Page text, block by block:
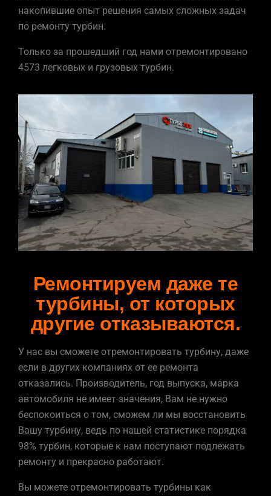
накопившие опыт решения самых сложных задач
по ремонту турбин.
Только за прошедший год нами отремонтировано
4573 легковых и грузовых турбин.
Ремонтируем даже те
турбины, от которых
другие отказываются.
У нас вы сможете отремонтировать турбину, даже
если в других компаниях от ее ремонта
отказались. Производитель, год выпуска, марка
автомобиля не имеет значения, Вам не нужно
беспокоиться о том, сможем ли мы восстановить
Вашу турбину, ведь по нашей статистике порядка
98% турбин, которые к нам поступают подлежать
ремонту и прекрасно работают.
Вы можете отремонтировать турбины как